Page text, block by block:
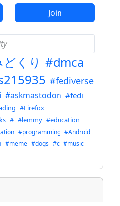
Join
くり #dmca
#fediverse
#askmastodon #fedi
#Firefox
# #lemmy #education
#programming #Android
#meme #dogs #c #music